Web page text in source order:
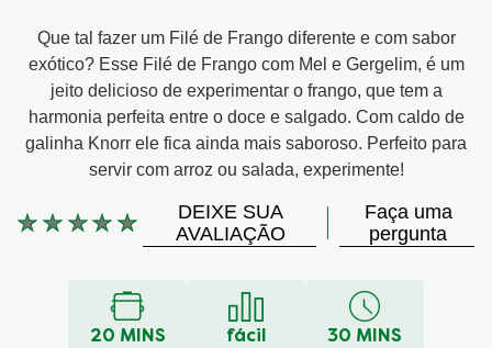
Que tal fazer um Filé de Frango diferente e com sabor
exótico? Esse Filé de Frango com Mel e Gergelim, é um
jeito delicioso de experimentar o frango, que tem a
harmonia perfeita entre o doce e salgado. Com caldo de
galinha Knorr ele fica ainda mais saboroso. Perfeito para
servir com arroz ou salada, experimente!
Nenhuma
DEIXE SUA
AVALIAÇÃO
Faça uma
pergunta
20 MINS fácil 30 MINS